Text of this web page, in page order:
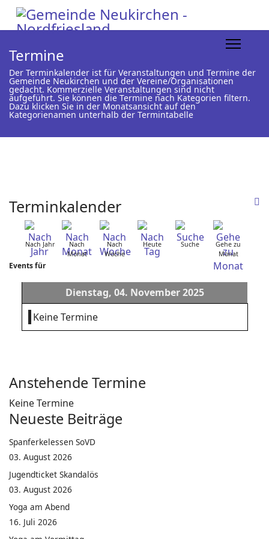
Termine
Der Terminkalender ist für Veranstaltungen und Termine der
Gemeinde Neukirchen und der Vereine/Organisationen
gedacht. Kommerzielle Veranstaltungen sind nicht
aufgeführt. Sie können die Termine nach Kategorien filtern.
Dazu klicken Sie in der Monatsansicht auf den
Kategorienamen unterhalb der Termintabelle
Terminkalender
Nach Jahr
Nach
Monat
Nach
Woche
Heute Suche
Gehe zu
Monat
Events für
Dienstag, 04. November 2025
Keine Termine
Anstehende Termine
Keine Termine
Neueste Beiträge
Spanferkelessen SoVD
03. August 2026
Jugendticket Skandalös
03. August 2026
Yoga am Abend
16. Juli 2026